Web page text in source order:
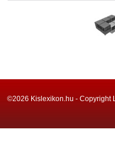
©2026 Kislexikon.hu - Copyright